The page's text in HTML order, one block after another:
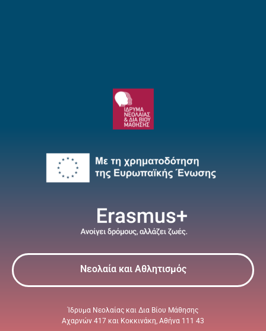
Νεολαία και Αθλητισμός
Ίδρυμα Νεολαίας και Δια Βίου Μάθησης
Αχαρνών 417 και Κοκκινάκη, Αθήνα 111 43